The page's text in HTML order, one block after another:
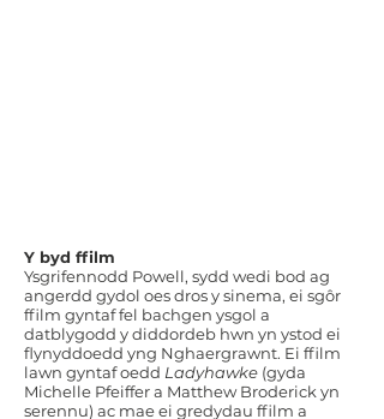
Y byd ffilm
Ysgrifennodd Powell, sydd wedi bod ag
angerdd gydol oes dros y sinema, ei sgôr
ffilm gyntaf fel bachgen ysgol a
datblygodd y diddordeb hwn yn ystod ei
flynyddoedd yng Nghaergrawnt. Ei ffilm
lawn gyntaf oedd Ladyhawke (gyda
Michelle Pfeiffer a Matthew Broderick yn
serennu) ac mae ei gredydau ffilm a